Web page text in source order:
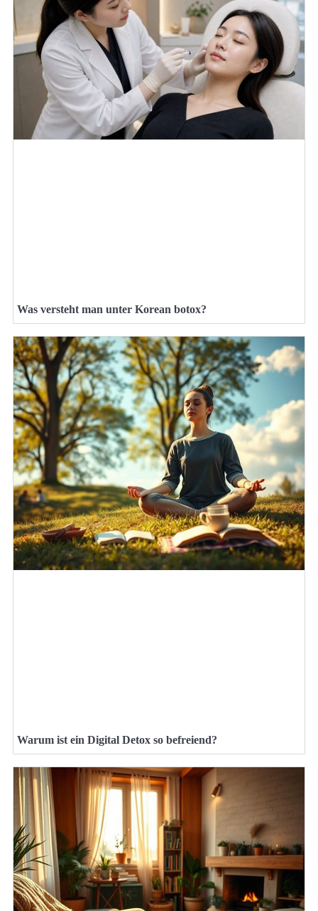
Was versteht man unter Korean botox?
Warum ist ein Digital Detox so befreiend?